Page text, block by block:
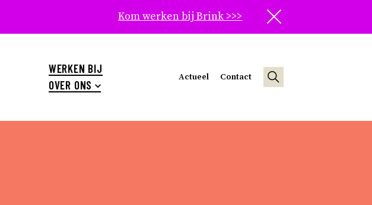
Kom werken bij Brink >>> Sluit
WERKEN BIJ
OVER ONS
Actueel Contact